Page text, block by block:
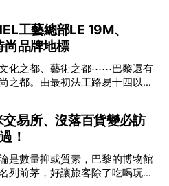
洋服、文華冰廳、廣同安藥
。這是Ken及Kevin所創立的
招牌，更為它們存檔—招牌物
，將香港街頭美學有系統地整理
沒料到這段緣份竟一直延續下
招牌，那隻字很美，因而問工人
蓮美食、融入大自然，甚至享受
。 ◎text_RAY.P |
店坐落於塞納河畔，能將羅浮
標的日夜美景盡收眼簾。法國建
美國建築師PETER MARINO希
高的住宿體驗，因此盡量減少房
二間客房和四個用餐區。色調以
術與當代設計元素作點綴，為酒
氛。酒店另一個重要賣點是全球
裡設有六個不同風格佈置的獨
工藝總部LE 19M、
品牌地標
化之都、藝術之都⋯⋯巴黎還有
之都。由最初法王路易十四以華
，到今天匯聚全球最頂尖的服裝
置。 ◎text_RAY.P |
，到每年發表MÉTIERS
過不同方法延續工藝文化，而近
品牌對於守護傳統的承諾。 向
易所、沒落百貨變必訪
！
是數量抑或質素，巴黎的博物館
列前茅，好讓旅客除了吃喝玩